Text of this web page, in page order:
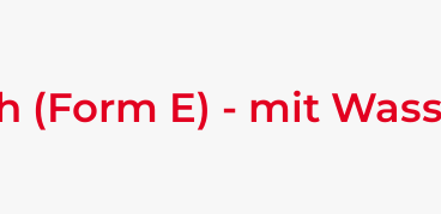
E) - mit